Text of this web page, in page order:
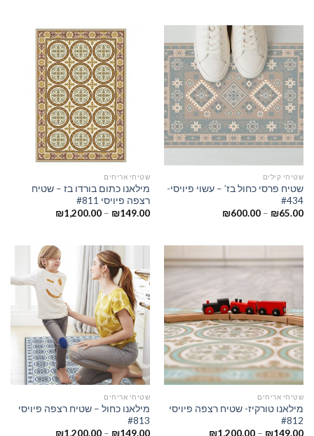
שטיחי קילים
שטיח פרסי כחול בז’ – עשוי פיויסי-
#434
₪65.00
–
₪600.00
שטיחי אריחים
מילאנו כתום בורדו בז – שטיח
רצפה פיויסי #811
₪149.00
–
₪1,200.00
שטיחי אריחים
מילאנו טורקיז- שטיח רצפה פיויסי
#812
₪149.00
–
₪1,200.00
שטיחי אריחים
מילאנו כחול – שטיח רצפה פיויסי
#813
₪149.00
–
₪1,200.00